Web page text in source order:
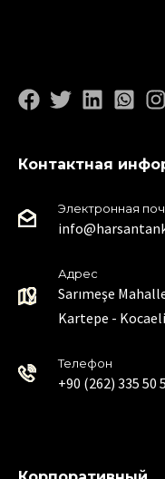
Контактная
Электронная
Адрес
Sarımeşe
Kartepe - Kocaeli
Телефон
+90 (262) 335 50